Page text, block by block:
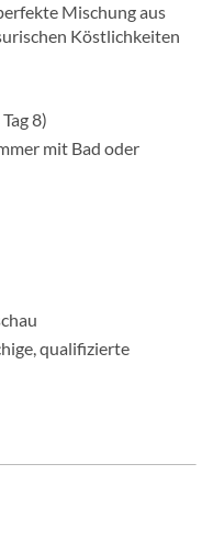
Mischung aus
Köstlichkeiten
8)
mit Bad oder
qualifizierte